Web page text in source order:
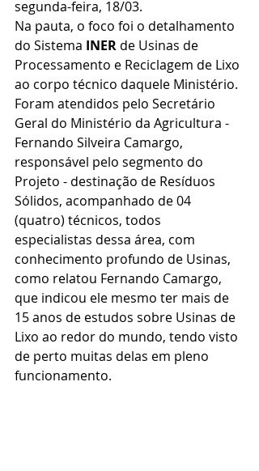
segunda-feira, 18/03.
Na pauta, o foco foi o detalhamento
do Sistema INER de Usinas de
Processamento e Reciclagem de Lixo
ao corpo técnico daquele Ministério.
Foram atendidos pelo Secretário
Geral do Ministério da Agricultura -
Fernando Silveira Camargo,
responsável pelo segmento do
Projeto - destinação de Resíduos
Sólidos, acompanhado de 04
(quatro) técnicos, todos
especialistas dessa área, com
conhecimento profundo de Usinas,
como relatou Fernando Camargo,
que indicou ele mesmo ter mais de
15 anos de estudos sobre Usinas de
Lixo ao redor do mundo, tendo visto
de perto muitas delas em pleno
funcionamento.